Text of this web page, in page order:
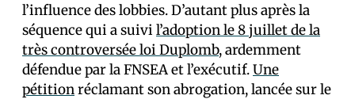
l’influence des lobbies. D’autant plus après la
séquence qui a suivi l’adoption le 8 juillet de la
très controversée loi Duplomb, ardemment
défendue par la FNSEA et l’exécutif.Une
pétitionréclamant son abrogation, lancée sur le